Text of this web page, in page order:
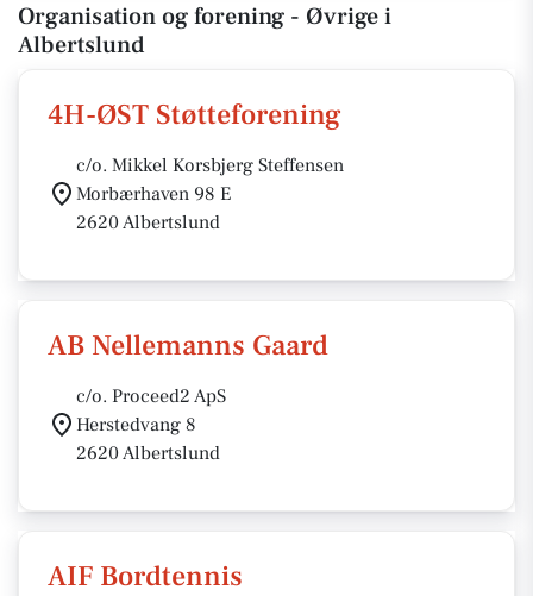
Organisation og forening - Øvrige i
Albertslund
4H-ØST Støtteforening
c/o. Mikkel Korsbjerg Steffensen
Morbærhaven 98 E
2620 Albertslund
AB Nellemanns Gaard
c/o. Proceed2 ApS
Herstedvang 8
2620 Albertslund
AIF Bordtennis